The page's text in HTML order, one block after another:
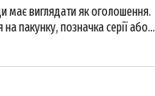
має виглядати як оголошення.
на пакунку, позначка серії або...